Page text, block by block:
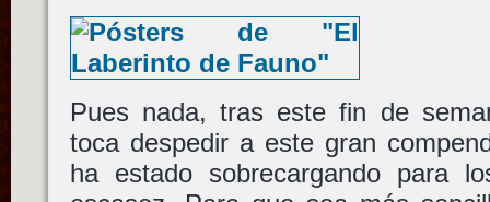
Pues nada, tras este fin de
toca despedir a este gran
ha estado sobrecargando para